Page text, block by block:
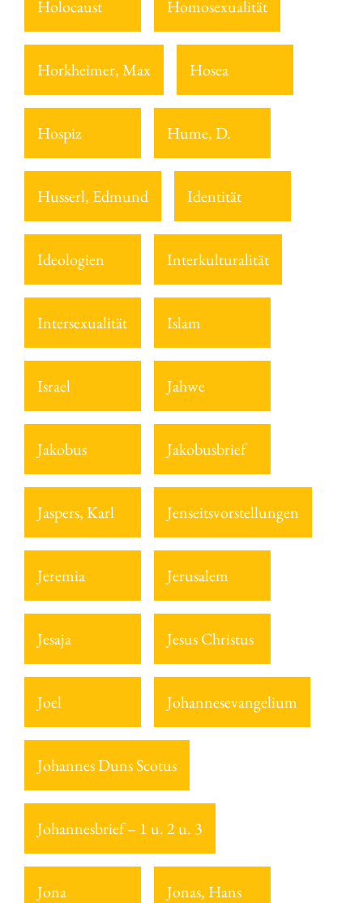
Holocaust Homosexualität
Horkheimer, Max Hosea
Hospiz Hume, D.
Husserl, Edmund Identität
Ideologien Interkulturalität
Intersexualität Islam
Israel Jahwe
Jakobus Jakobusbrief
Jaspers, Karl Jenseitsvorstellungen
Jeremia Jerusalem
Jesaja Jesus Christus
Joel Johannesevangelium
Johannes Duns Scotus
Johannesbrief – 1 u. 2 u. 3
Jona Jonas, Hans